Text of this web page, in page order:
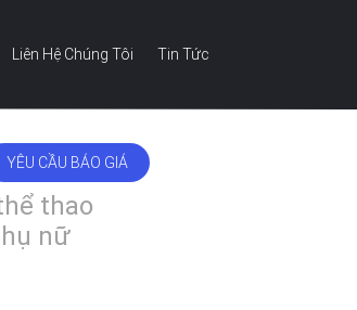
Liên Hệ Chúng Tôi Tin Tức
YÊU CẦU BÁO GIÁ
thao
nữ